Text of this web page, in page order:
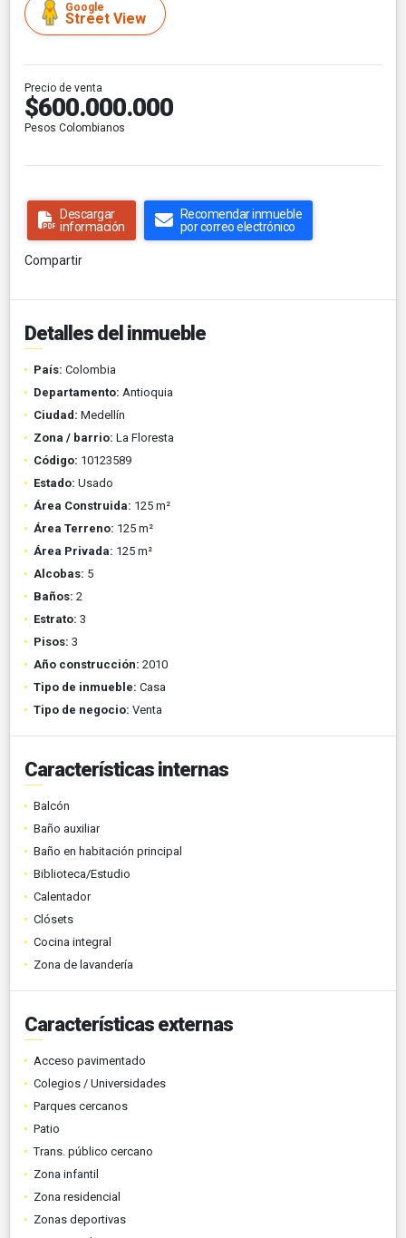
Google
Street View
Precio de venta
$600.000.000
Pesos Colombianos
Descargar
información
Recomendar inmueble
por correo electrónico
Compartir
Detalles del inmueble
País: Colombia
Departamento: Antioquia
Ciudad: Medellín
Zona / barrio: La Floresta
Código: 10123589
Estado: Usado
Área Construida: 125 m²
Área Terreno: 125 m²
Área Privada: 125 m²
Alcobas: 5
Baños: 2
Estrato: 3
Pisos: 3
Año construcción: 2010
Tipo de inmueble: Casa
Tipo de negocio: Venta
Características internas
Balcón
Baño auxiliar
Baño en habitación principal
Biblioteca/Estudio
Calentador
Clósets
Cocina integral
Zona de lavandería
Características externas
Acceso pavimentado
Colegios / Universidades
Parques cercanos
Patio
Trans. público cercano
Zona infantil
Zona residencial
Zonas deportivas